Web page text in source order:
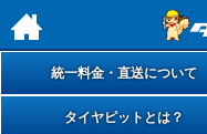
h
統一料金・直送について
タイヤピットとは？